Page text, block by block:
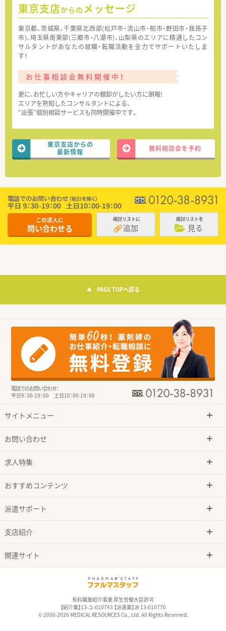
東京支店からの メッセージ
東京都、茨城県、千葉県北西部(松戸市・流山市・柏市・野田市・我孫子
市)、埼玉県南東部(三郷市・八潮市)、山梨県のエリアに精通したコン
サルタントがあなたの就職・転職活動を全力でサポートいたしま
す！
お仕事相談会無料開催中！
更に、お忙しい方やキャリアの棚卸がしたい方に朗報!
エリアを熟知したコンサルタントによる、
“出張”個別相談サービスも同時開催中です。
東京支店からの
最新情報
無料相談会を予約
この求人に
問い合わせる
検討リストに
追加
検討リストを
見る
PAGE TOPへ戻る
電話でのお問い合わせ：
平日9：30-19：00 土日10：00-19：00
サイトメニュー
お問い合わせ
求人特集
おすすめコンテンツ
派遣サポート
支店紹介
関連サイト
有料職業紹介事業 厚生労働大臣許可
【紹介業】13-ユ-010743 【派遣業】派 13-010770
© 2000-2026 MEDICAL RESOURCES Co., Ltd. All Rights Reserved.